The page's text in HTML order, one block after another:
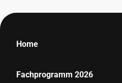
Home
Fachprogramm 2026